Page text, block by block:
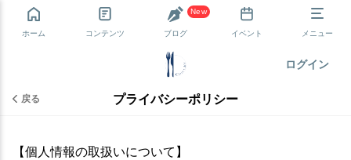
ホーム コンテンツ
New
ブログ イベント メニュー
ログイン
戻る プライバシーポリシー
【個人情報の取扱いについて】